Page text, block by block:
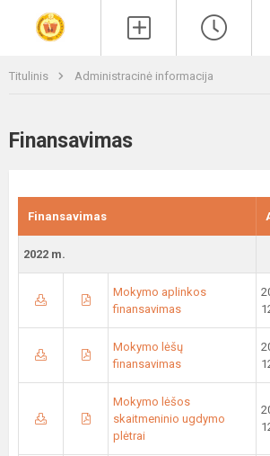
Titulinis Administracinė informacija
Finansavimas
Finansavimas
2022 m.
Mokymo aplinkos
finansavimas
Mokymo lėšų
finansavimas
Mokymo lėšos
skaitmeninio ugdymo
plėtrai